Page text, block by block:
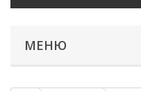
МЕНЮ